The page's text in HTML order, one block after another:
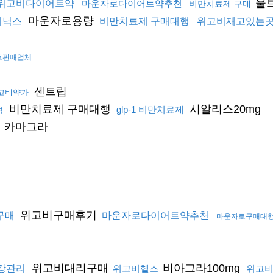
고비다이어트약 마운자로다이어트약추천 비만치료제 구매 울
닉스 마운자로용량 비만치료제 구매대행 위고비재고있는
매업체
비약가 센트립
비만치료제 구매대행 glp-1 비만치료제
시알리스20mg
카마그라
매 위고비구매후기 마운자로다이어트약추천 마운자로구매대
관리 위고비대리구매 위고비헬스 비아그라100mg 위고